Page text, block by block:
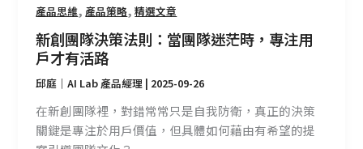
產品思維, 產品策略,精選文章
新創團隊決策法則：當團隊迷茫時，專注用
戶才有活路
邱庭｜AI Lab 產品經理 | 2025-09-26
在新創團隊裡，對錯常常只是自我防衛，真正的決策
關鍵是專注於用戶價值，但具體如何藉由有希望的提
隊
迷
茫
時，
專
注
用